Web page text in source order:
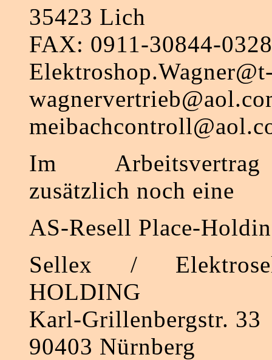
35423 Lich
FAX: 0911-30844-
Im
zusätzlich noch eine
AS-Resell Place-
Sellex /
HOLDING
Karl-Grillenbergstr. 33
90403 Nürnberg